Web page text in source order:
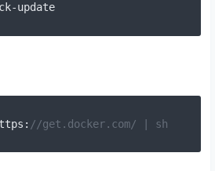
-update
: //get.docker.com/ | sh